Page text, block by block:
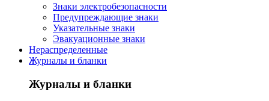
Знаки электробезопасности
Предупреждающие знаки
Указательные знаки
Эвакуационные знаки
Нераспределенные
Журналы и бланки
Журналы и бланки